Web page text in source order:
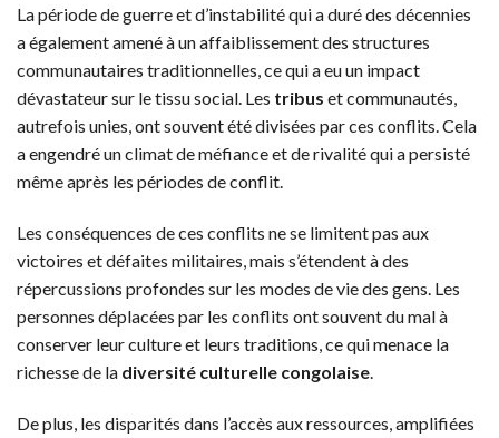
La période de guerre et d’instabilité qui a duré des décennies
a également amené à un affaiblissement des structures
communautaires traditionnelles, ce qui a eu un impact
dévastateur sur le tissu social. Les tribus et communautés,
autrefois unies, ont souvent été divisées par ces conflits. Cela
a engendré un climat de méfiance et de rivalité qui a persisté
même après les périodes de conflit.
Les conséquences de ces conflits ne se limitent pas aux
victoires et défaites militaires, mais s’étendent à des
répercussions profondes sur les modes de vie des gens. Les
personnes déplacées par les conflits ont souvent du mal à
conserver leur culture et leurs traditions, ce qui menace la
richesse de la diversité culturelle congolaise.
De plus, les disparités dans l’accès aux ressources, amplifiées